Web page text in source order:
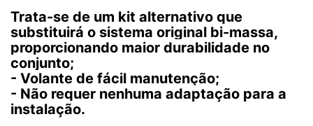
Trata-se de um kit alternativo que
substituirá o sistema original bi-massa,
proporcionando maior durabilidade no
conjunto;
- Volante de fácil manutenção;
- Não requer nenhuma adaptação para a
instalação.